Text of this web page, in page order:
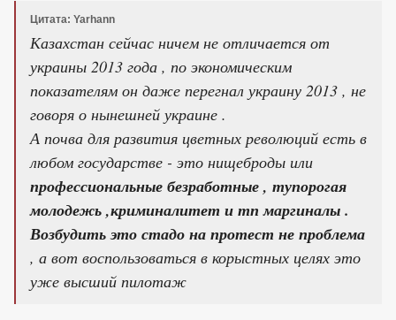
Цитата: Yarhann
Казахстан сейчас ничем не отличается от
украины 2013 года , по экономическим
показателям он даже перегнал украину 2013 , не
говоря о нынешней украине .
А почва для развития цветных революций есть в
любом государстве - это нищеброды или
профессиональные безработные , тупорогая
молодежь ,криминалитет и тп маргиналы .
Возбудить это стадо на протест не проблема
, а вот воспользоваться в корыстных целях это
уже высший пилотаж